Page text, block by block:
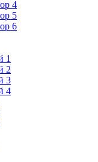
4
5
6
1
2
3
4